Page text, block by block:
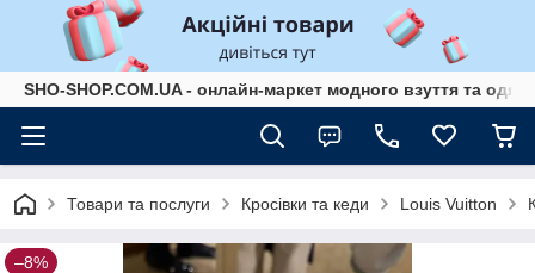
SHO-SHOP.COM.UA - онлайн-маркет модного взуття та
Товари та послуги Кросівки та кеди Louis Vuitton
–8%